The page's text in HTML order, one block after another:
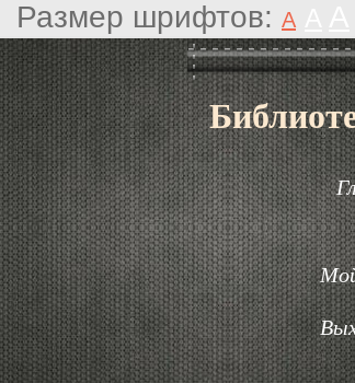
Размер шрифтов: A